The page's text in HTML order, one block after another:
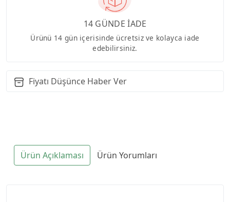
14 GÜNDE İADE
Ürünü 14 gün içerisinde ücretsiz ve kolayca iade
edebilirsiniz.
Fiyatı Düşünce Haber Ver
Ürün Açıklaması Ürün Yorumları